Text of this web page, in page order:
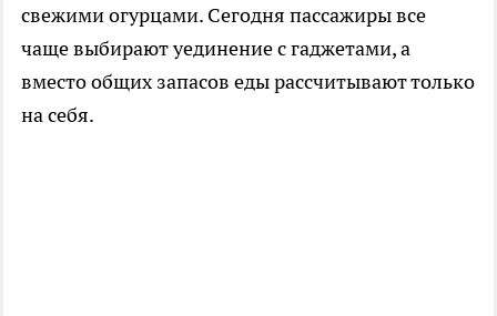
свежими огурцами. Сегодня пассажиры все
чаще выбирают уединение с гаджетами, а
вместо общих запасов еды рассчитывают только
на себя.